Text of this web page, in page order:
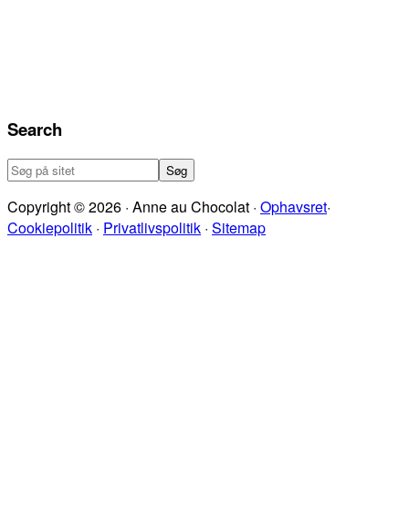
Search
Søg
sitet
Copyright © 2026 · Anne au Chocolat · Ophavsret·
Cookiepolitik · Privatlivspolitik · Sitemap